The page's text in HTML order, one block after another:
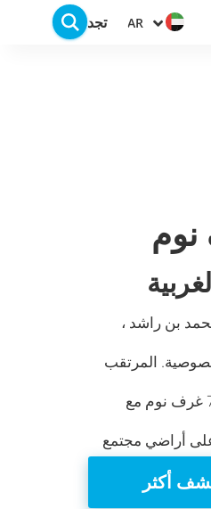
تجد AR
بن راشد ،
المرتقب
يوفر التطوير فيلات من 4 إلى 6 غرف نوم أو قصور فريدة من 7 غرف نوم مع
على أراضي مجتمع
6 غرف نوم
أكثر